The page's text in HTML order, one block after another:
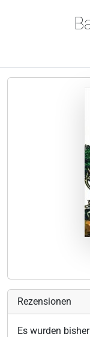
Rezensionen
Es wurden